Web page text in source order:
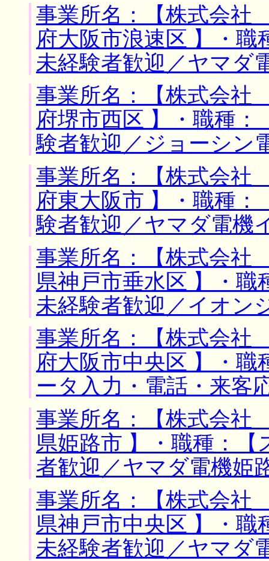
事業所名：【株式会
府大阪市浪速区 】・
未経験者歓迎／ヤマダ
事業所名：【株式会
府堺市西区 】・職種
験者歓迎／ジョーシン
事業所名：【株式会
府東大阪市 】・職種
験者歓迎／ヤマダ電機
事業所名：【株式会
県神戸市垂水区 】・
未経験者歓迎／イオン
事業所名：【株式会
府大阪市中央区 】・
ータ入力・電話・来客
事業所名：【株式会
県姫路市 】・職種：
者歓迎／ヤマダ電機姫
事業所名：【株式会
県神戸市中央区 】・
未経験者歓迎／ヤマダ